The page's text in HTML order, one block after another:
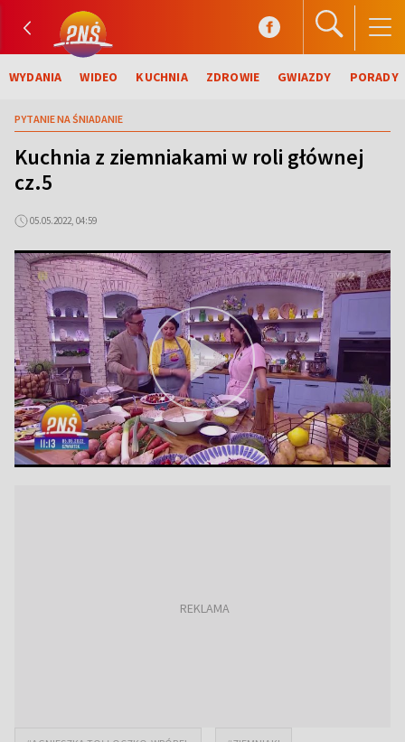
WYDANIA WIDEO KUCHNIA ZDROWIE GWIAZDY PORADY
PYTANIE NA ŚNIADANIE
Kuchnia z ziemniakami w roli głównej
cz.5
05.05.2022, 04:59